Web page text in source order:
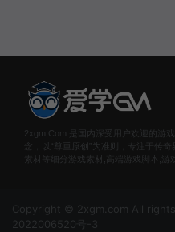
2xgm.Com 是国内深受用户欢迎的游
念，以“尊重原创”为准则，专注于传
素材等细分游戏素材,高端游戏脚本,游
Copyright © 2xgm.com All
2022006520号-3